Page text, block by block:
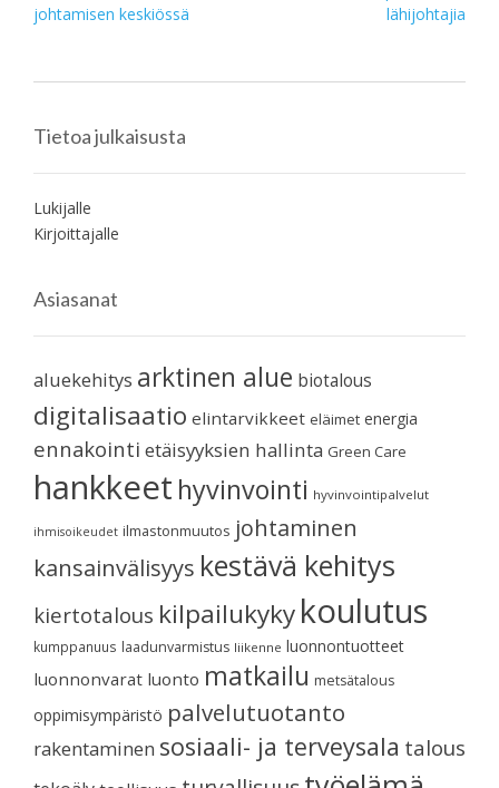
johtamisen keskiössä
lähijohtajia
Tietoa julkaisusta
Lukijalle
Kirjoittajalle
Asiasanat
aluekehitys arktinen alue biotalous
digitalisaatio elintarvikkeet eläimet energia
ennakointi etäisyyksien hallinta Green Care
hankkeet hyvinvointi hyvinvointipalvelut
ihmisoikeudet ilmastonmuutos johtaminen
kansainvälisyys kestävä kehitys
kiertotalous kilpailukykykoulutus
kumppanuus laadunvarmistus liikenne luonnontuotteet
luonnonvarat luonto matkailu metsätalous
oppimisympäristö palvelutuotanto
rakentaminen sosiaali- ja terveysala talous